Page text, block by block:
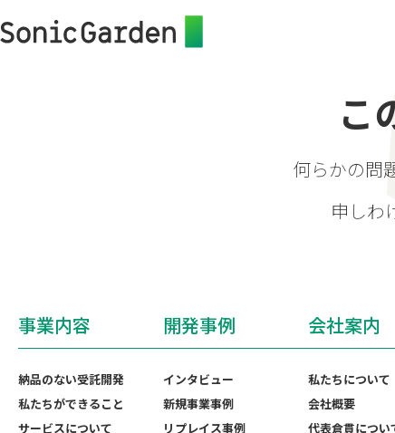
こ
何らかの問
申しわ
事業内容
納品のない受託開発
私たちができること
サービスについて
開発事例
インタビュー
新規事業事例
リプレイス事例
会社案内
私たちについて
会社概要
代表倉貫につい